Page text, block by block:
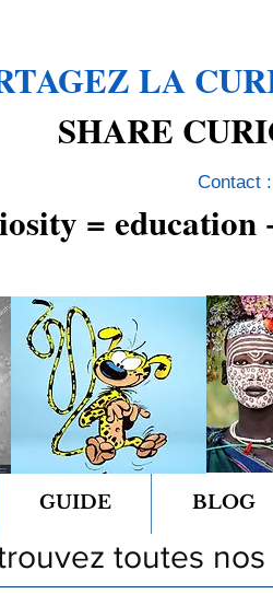
LA
SHARE
Contact
= education
GUIDE BLOG
toutes